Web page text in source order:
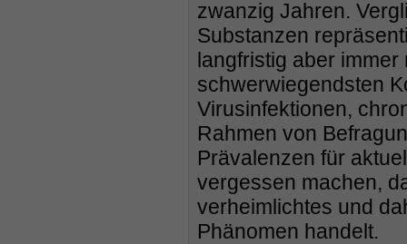
zwanzig Jahren.
Substanzen
langfristig aber
schwerwiegendsten
Virusinfektionen,
Rahmen von
Prävalenzen für
vergessen machen,
verheimlichtes und
Phänomen handelt.